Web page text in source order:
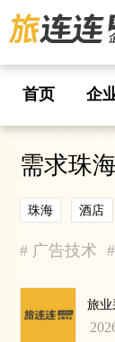
首页 企
需求珠
珠海 酒店
# 广告技术 #
旅